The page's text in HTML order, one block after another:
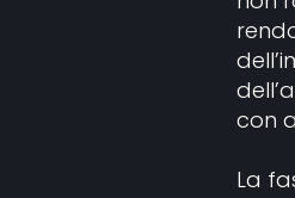
con
La